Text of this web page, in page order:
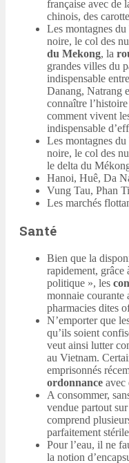
française avec de
chinois, des
Les montagnes
noire, le col des
du Mekong, la
grandes villes du
indispensable entre
Danang, Natrang
connaître
comment vivent
indispensable
Les montagnes
noire, le col des
le delta du
Hanoi, Huê, Da
Vung Tau, Phan
Les marchés
Santé
Bien que la
rapidement, grâce
politique », les
monnaie courante
pharmacies dites
N’emporter que
qu’ils soient
veut ainsi lutter
au Vietnam.
emprisonnés
ordonnance avec
A consommer,
vendue partout
comprend
parfaitement
Pour l’eau, il ne
la notion